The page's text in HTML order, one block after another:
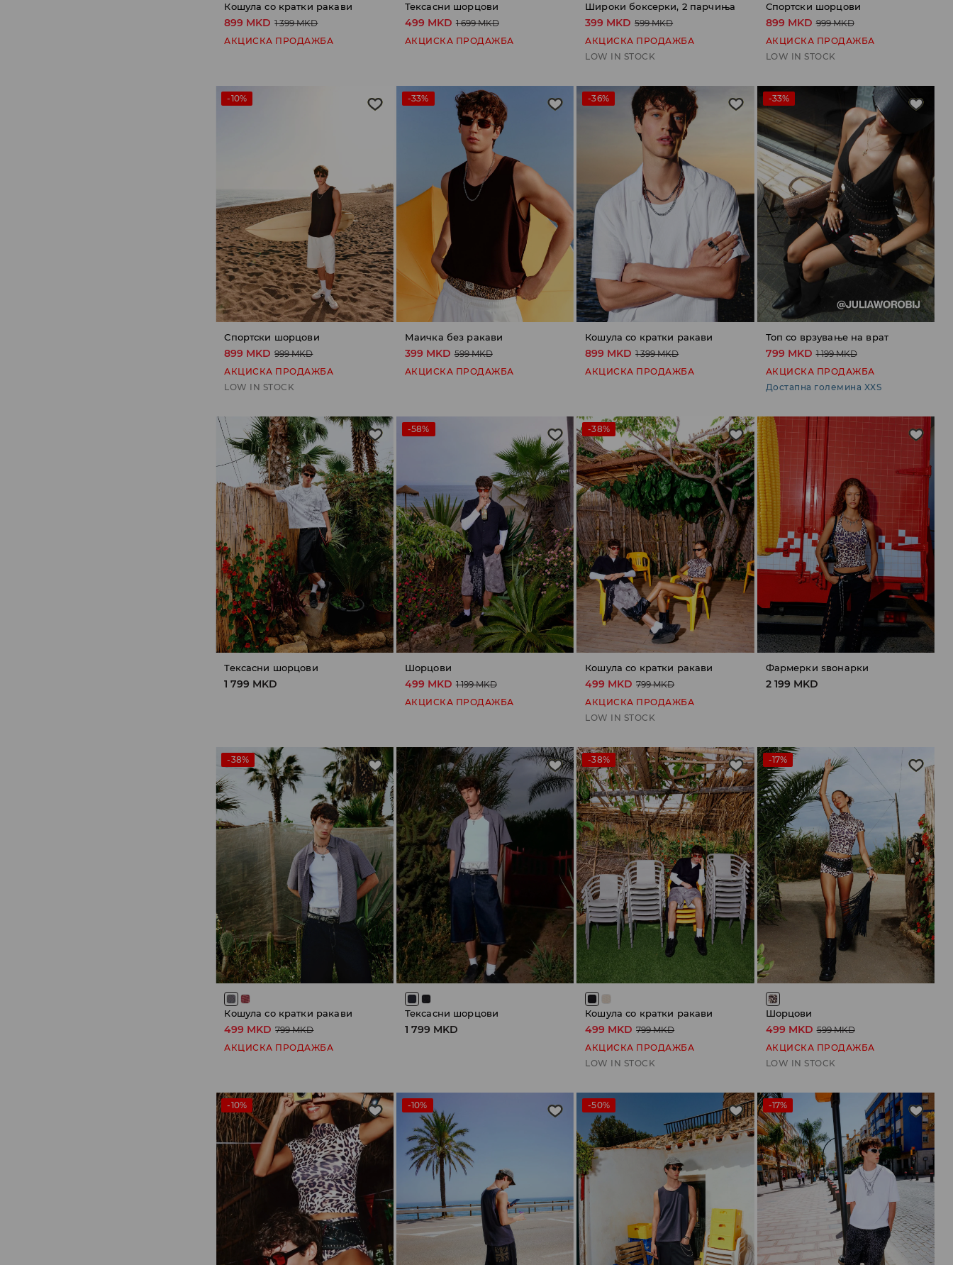
Кошула со кратки ракави
899 MKD 1 399 MKD
АКЦИСКА ПРОДАЖБА
Тексасни шорцови
499 MKD 1 699 MKD
АКЦИСКА ПРОДАЖБА
Широки боксерки, 2 парчиња
399 MKD 599 MKD
АКЦИСКА ПРОДАЖБА
LOW IN STOCK
Спортски шорцови
899 MKD 999 MKD
АКЦИСКА ПРОДАЖБА
LOW IN STOCK
-10%
Спортски шорцови
899 MKD 999 MKD
АКЦИСКА ПРОДАЖБА
LOW IN STOCK
-33%
Маичка без ракави
399 MKD 599 MKD
АКЦИСКА ПРОДАЖБА
-36%
Кошула со кратки ракави
899 MKD 1 399 MKD
АКЦИСКА ПРОДАЖБА
-33%
Топ со врзување на врат
799 MKD 1 199 MKD
АКЦИСКА ПРОДАЖБА
Достапна големина XXS
Тексасни шорцови
1 799 MKD
-58%
Шорцови
499 MKD 1 199 MKD
АКЦИСКА ПРОДАЖБА
-38%
Кошула со кратки ракави
499 MKD 799 MKD
АКЦИСКА ПРОДАЖБА
LOW IN STOCK
Фармерки ѕвонарки
2 199 MKD
-38%
Кошула со кратки ракави
499 MKD 799 MKD
АКЦИСКА ПРОДАЖБА
Тексасни шорцови
1 799 MKD
-38%
Кошула со кратки ракави
499 MKD 799 MKD
АКЦИСКА ПРОДАЖБА
LOW IN STOCK
-17%
Шорцови
499 MKD 599 MKD
АКЦИСКА ПРОДАЖБА
LOW IN STOCK
-10% -10% -50% -17%